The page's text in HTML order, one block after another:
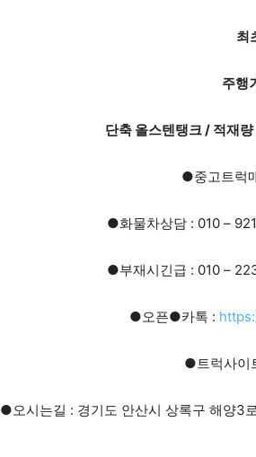
최
주행
단축 올스텐탱크 / 적재
●중고트럭
●화물차상담 : 010 –
●부재시긴급 : 010 –
●오픈●카톡 :
●트럭사이
●오시는길 : 경기도 안산시 상록구 해양